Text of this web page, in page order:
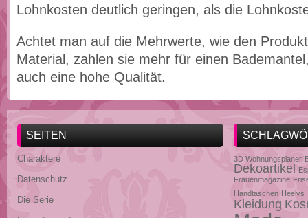
Lohnkosten deutlich geringen, als die
Achtet man auf die Mehrwerte, wie den
Material, zahlen sie mehr für einen
auch eine hohe Qualität.
SEITEN
Charaktere
Datenschutz
Die Serie
3D Wohnungsplaner
Dekoartikel
Frauenmagazine
Handtaschen Heelys
Kleidung